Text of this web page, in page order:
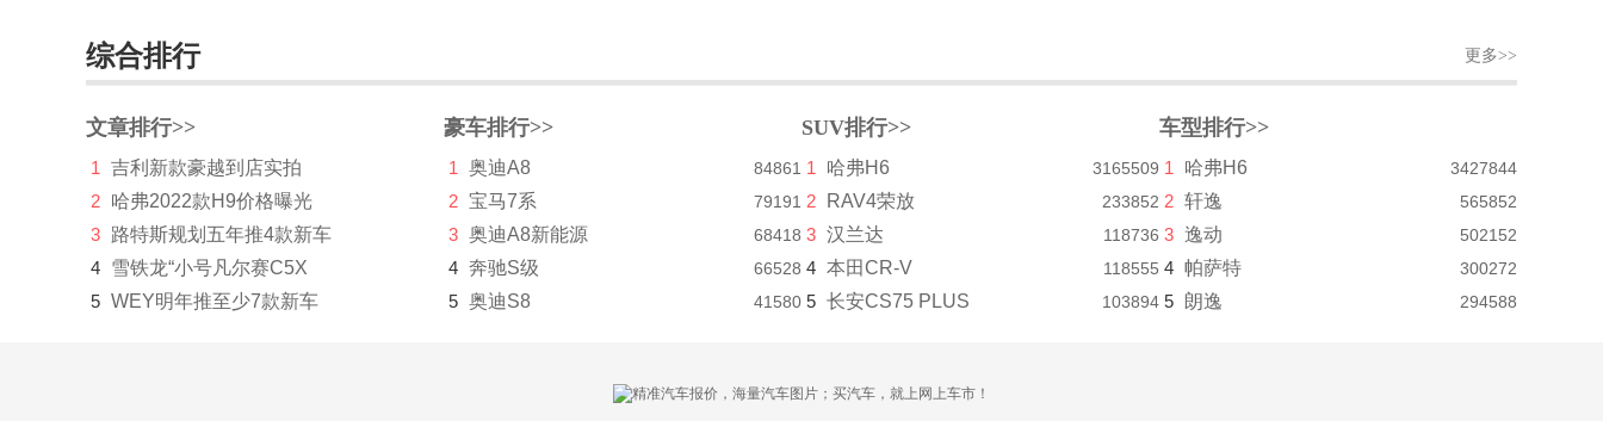
综合排行 更多>>
文章排行>>
1
吉利新款豪越到店实拍
2 哈弗2022款H9价格曝光
3 路特斯规划五年推4款新车
4 雪铁龙“小号凡尔赛C5X
5 WEY明年推至少7款新车
豪车排行>>
1 奥迪A8 84861
2 宝马7系 79191
3 奥迪A8新能源 68418
4 奔驰S级 66528
5 奥迪S8 41580
SUV排行>>
1 哈弗H6 3165509
2 RAV4荣放 233852
3 汉兰达 118736
4 本田CR-V 118555
5 长安CS75 PLUS 103894
车型排行>>
1 哈弗H6 3427844
2 轩逸 565852
3 逸动 502152
4 帕萨特 300272
5 朗逸 294588